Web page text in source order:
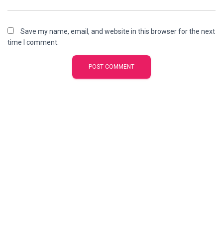
Save my name, email, and website in this browser for the next
time I comment.